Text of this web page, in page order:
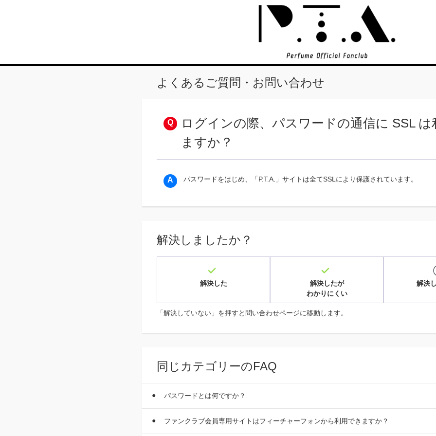
よくあるご質問・お問い合わせ
ログインの際、パスワードの通信に SSL は
ますか？
パスワードをはじめ、「P.T.A.」サイトは全てSSLにより保護されています。
解決しましたか？
解決した
解決したが
わかりにくい
解決
「解決していない」を押すと問い合わせページに移動します。
同じカテゴリーのFAQ
パスワードとは何ですか？
ファンクラブ会員専用サイトはフィーチャーフォンから利用できますか？